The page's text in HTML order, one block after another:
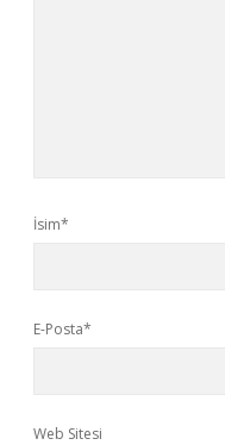
İsim*
E-Posta*
Web Sitesi